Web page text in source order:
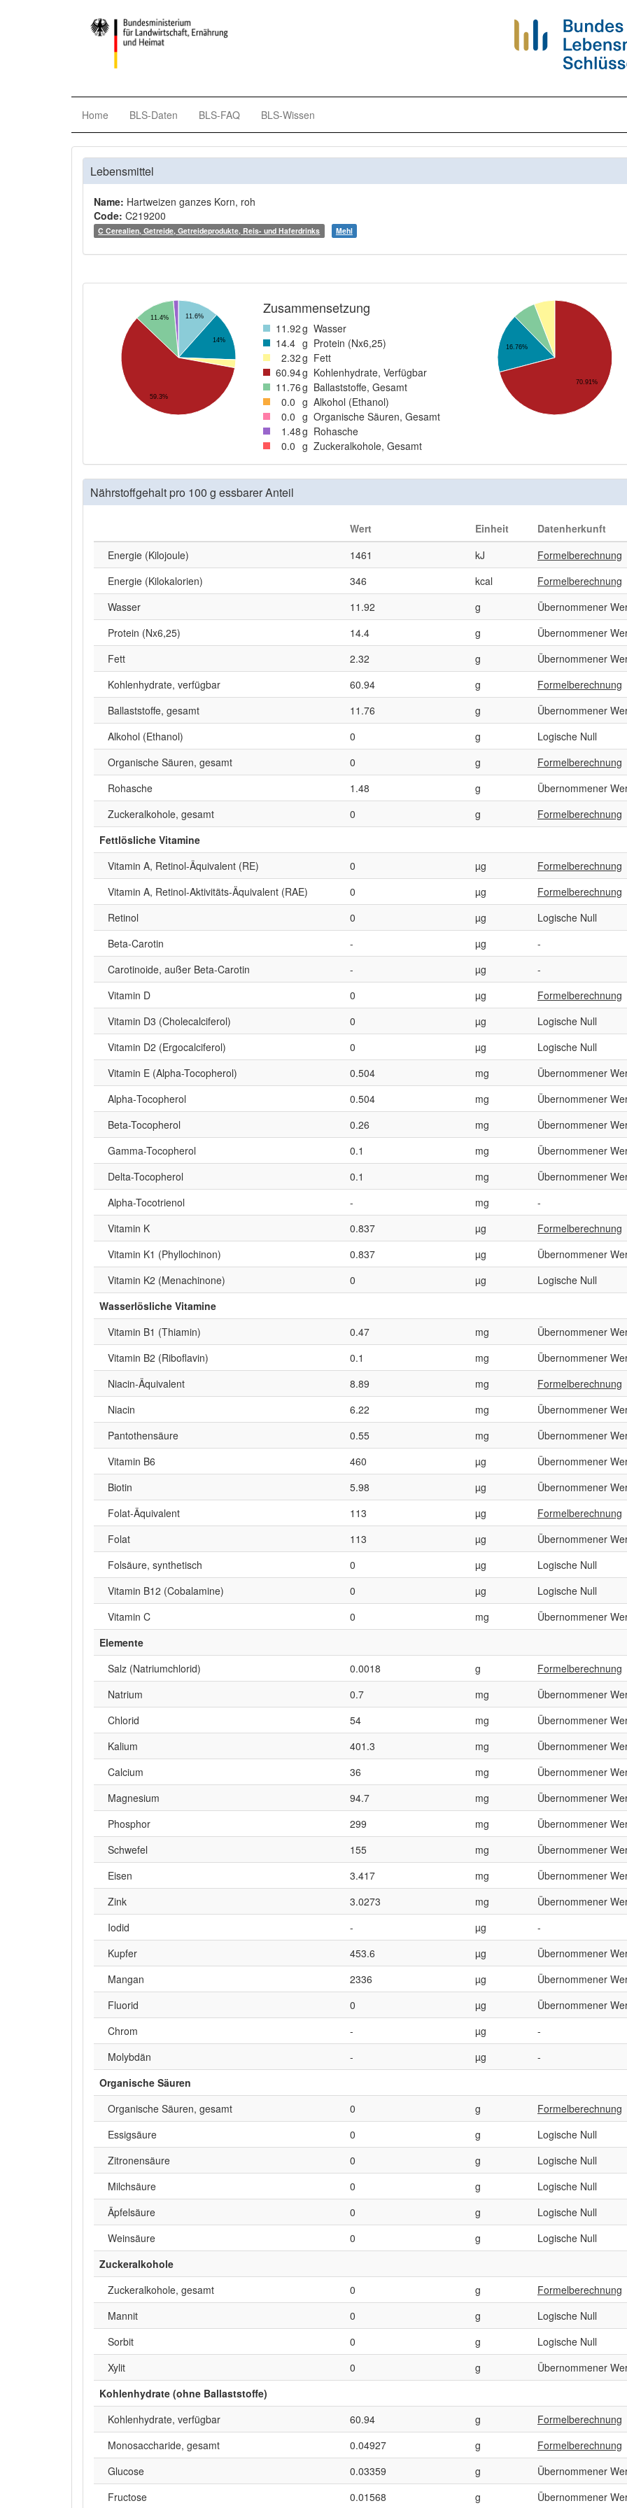
Home BLS-Daten BLS-FAQ BLS-Wissen
Lebensmittel
Name: Hartweizen ganzes Korn, roh
Code: C219200
C Cerealien, Getreide, Getreideprodukte, Reis- und Haferdrinks Mehl
11.6%
14%
11.4%
59.3%
Zusammensetzung
11 .92g Wasser
14.4 g Protein (Nx6,25)
2.32g Fett
60.94g Kohlenhydrate, Verfügbar
11 .76g Ballaststoffe, Gesamt
0.0 g Alkohol (Ethanol)
0.0 g Organische Säuren, Gesamt
1 .48g Rohasche
0.0 g Zuckeralkohole, Gesamt
16.76%
70.91%
Nährstoffgehalt pro 100 g essbarer Anteil
Wert Einheit Datenherkunft
Energie (Kilojoule)
1461 kJ
Formelberechnung
Energie (Kilokalorien)
346 kcal
Formelberechnung
Wasser
11.92 g
Übernommener
Protein (Nx6,25)
14.4 g
Übernommener
Fett
2.32 g
Übernommener
Kohlenhydrate, verfügbar
60.94 g
Formelberechnung
Ballaststoffe, gesamt
11.76 g
Übernommener
Alkohol (Ethanol)
0 g
Logische Null
Organische Säuren, gesamt
0 g
Formelberechnung
Rohasche
1.48 g
Übernommener
Zuckeralkohole, gesamt
0 g
Formelberechnung
Fettlösliche Vitamine
Vitamin A, Retinol-Äquivalent (RE)
0 µg
Formelberechnung
Vitamin A, Retinol-Aktivitäts-Äquivalent (RAE)
0 µg
Formelberechnung
Retinol
0 µg
Logische Null
Beta‑Carotin
- µg
-
Carotinoide, außer Beta-Carotin
- µg
-
Vitamin D
0 µg
Formelberechnung
Vitamin D3 (Cholecalciferol)
0 µg
Logische Null
Vitamin D2 (Ergocalciferol)
0 µg
Logische Null
Vitamin E (Alpha-Tocopherol)
0.504 mg
Übernommener
Alpha‑Tocopherol
0.504 mg
Übernommener
Beta-Tocopherol
0.26 mg
Übernommener
Gamma-Tocopherol
0.1 mg
Übernommener
Delta-Tocopherol
0.1 mg
Übernommener
Alpha-Tocotrienol
- mg
-
Vitamin K
0.837 µg
Formelberechnung
Vitamin K1 (Phyllochinon)
0.837 µg
Übernommener
Vitamin K2 (Menachinone)
0 µg
Logische Null
Wasserlösliche Vitamine
Vitamin B1 (Thiamin)
0.47 mg
Übernommener
Vitamin B2 (Riboflavin)
0.1 mg
Übernommener
Niacin-Äquivalent
8.89 mg
Formelberechnung
Niacin
6.22 mg
Übernommener
Pantothensäure
0.55 mg
Übernommener
Vitamin B6
460 µg
Übernommener
Biotin
5.98 µg
Übernommener
Folat-Äquivalent
113 µg
Formelberechnung
Folat
113 µg
Übernommener
Folsäure, synthetisch
0 µg
Logische Null
Vitamin B12 (Cobalamine)
0 µg
Logische Null
Vitamin C
0 mg
Übernommener
Elemente
Salz (Natriumchlorid)
0.0018 g
Formelberechnung
Natrium
0.7 mg
Übernommener
Chlorid
54 mg
Übernommener
Kalium
401.3 mg
Übernommener
Calcium
36 mg
Übernommener
Magnesium
94.7 mg
Übernommener
Phosphor
299 mg
Übernommener
Schwefel
155 mg
Übernommener
Eisen
3.417 mg
Übernommener
Zink
3.0273 mg
Übernommener
Iodid
- µg
-
Kupfer
453.6 µg
Übernommener
Mangan
2336 µg
Übernommener
Fluorid
0 µg
Übernommener
Chrom
- µg
-
Molybdän
- µg
-
Organische Säuren
Organische Säuren, gesamt
0 g
Formelberechnung
Essigsäure
0 g
Logische Null
Zitronensäure
0 g
Logische Null
Milchsäure
0 g
Logische Null
Äpfelsäure
0 g
Logische Null
Weinsäure
0 g
Logische Null
Zuckeralkohole
Zuckeralkohole, gesamt
0 g
Formelberechnung
Mannit
0 g
Logische Null
Sorbit
0 g
Logische Null
Xylit
0 g
Übernommener
Kohlenhydrate (ohne Ballaststoffe)
Kohlenhydrate, verfügbar
60.94 g
Formelberechnung
Monosaccharide, gesamt
0.04927 g
Formelberechnung
Glucose
0.03359 g
Übernommener
Fructose
0.01568 g Übernommener